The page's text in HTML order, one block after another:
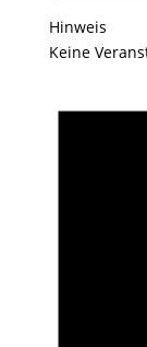
Hinweis
Keine